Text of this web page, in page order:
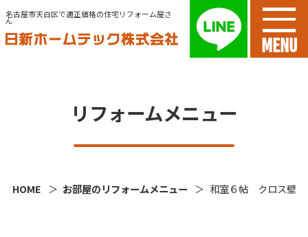
名古屋市天白区で適正価格の住宅リフォーム屋さ
ん
MENU
リフォームメニュー
HOME お部屋のリフォームメニュー 和室６帖 クロス壁